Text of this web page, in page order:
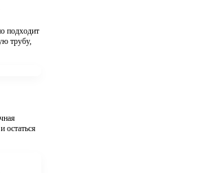
подходит
трубу,
остаться